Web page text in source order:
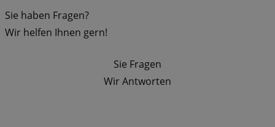
Sie haben Fragen?
Wir helfen Ihnen gern!
Sie Fragen
Wir Antworten